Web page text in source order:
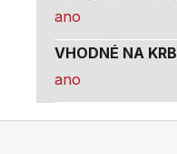
ano
VHODNÉ NA KRB
ano